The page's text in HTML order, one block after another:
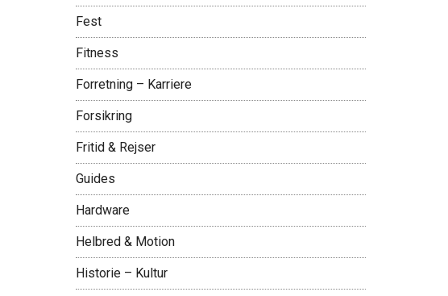
Fest
Fitness
Forretning – Karriere
Forsikring
Fritid & Rejser
Guides
Hardware
Helbred & Motion
Historie – Kultur